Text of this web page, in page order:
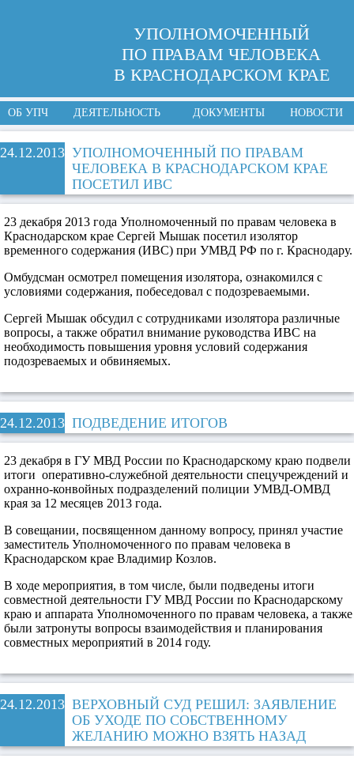
УПОЛНОМОЧЕННЫЙ
ПО ПРАВАМ ЧЕЛОВЕКА
В КРАСНОДАРСКОМ КРАЕ
ОБ УПЧ ДЕЯТЕЛЬНОСТЬ ДОКУМЕНТЫ НОВОСТИ
24.12.2013 УПОЛНОМОЧЕННЫЙ ПО ПРАВАМ
ЧЕЛОВЕКА В КРАСНОДАРСКОМ КРАЕ
ПОСЕТИЛ ИВС
23 декабря 2013 года Уполномоченный по правам человека в
Краснодарском крае Сергей Мышак посетил изолятор
временного содержания (ИВС) при УМВД РФ по г. Краснодару.
Омбудсман осмотрел помещения изолятора, ознакомился с
условиями содержания, побеседовал с подозреваемыми.
Сергей Мышак обсудил с сотрудниками изолятора различные
вопросы, а также обратил внимание руководства ИВС на
необходимость повышения уровня условий содержания
подозреваемых и обвиняемых.
24.12.2013 ПОДВЕДЕНИЕ ИТОГОВ
23 декабря в ГУ МВД России по Краснодарскому краю подвели
итоги оперативно-служебной деятельности спецучреждений и
охранно-конвойных подразделений полиции УМВД-ОМВД
края за 12 месяцев 2013 года.
В совещании, посвященном данному вопросу, принял участие
заместитель Уполномоченного по правам человека в
Краснодарском крае Владимир Козлов.
В ходе мероприятия, в том числе, были подведены итоги
совместной деятельности ГУ МВД России по Краснодарскому
краю и аппарата Уполномоченного по правам человека, а также
были затронуты вопросы взаимодействия и планирования
совместных мероприятий в 2014 году.
24.12.2013 ВЕРХОВНЫЙ СУД РЕШИЛ: ЗАЯВЛЕНИЕ
ОБ УХОДЕ ПО СОБСТВЕННОМУ
ЖЕЛАНИЮ МОЖНО ВЗЯТЬ НАЗАД